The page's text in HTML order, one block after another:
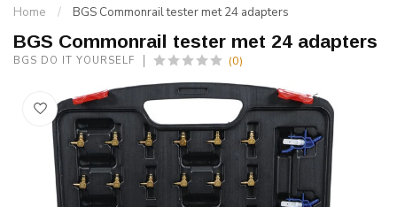
Home / BGS Commonrail tester met 24 adapters
BGS Commonrail tester met 24 adapters
BGS DO IT YOURSELF (0)